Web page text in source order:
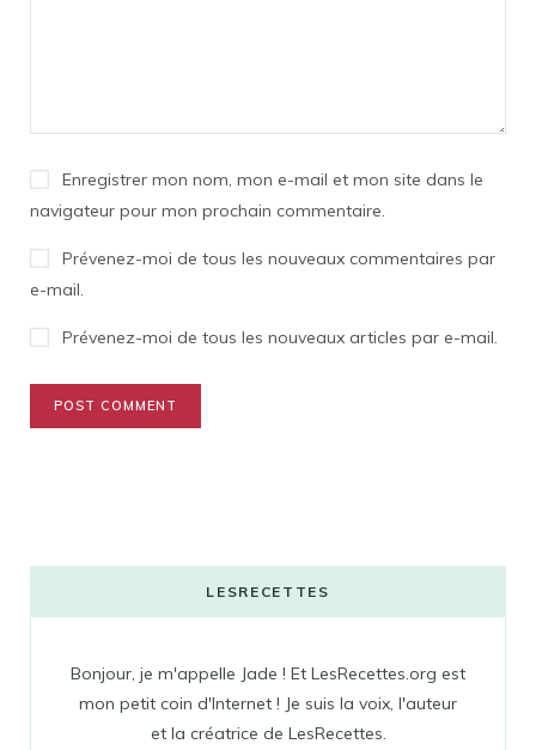
Enregistrer mon nom, mon e-mail et mon site dans le
navigateur pour mon prochain commentaire.
Prévenez-moi de tous les nouveaux commentaires par
e-mail.
Prévenez-moi de tous les nouveaux articles par e-mail.
LESRECETTES
Bonjour, je m'appelle Jade ! Et LesRecettes.org est
mon petit coin d'Internet ! Je suis la voix, l'auteur
et la créatrice de LesRecettes.